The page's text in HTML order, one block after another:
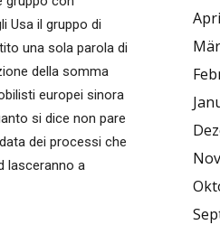
Usa il gruppo di
una sola parola di
della somma
europei sinora
si dice non pare
dei processi che
lasceranno a